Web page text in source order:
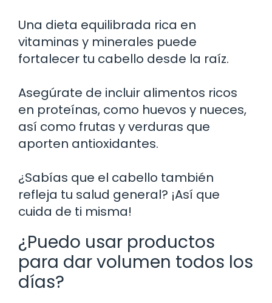
Una dieta equilibrada rica en
vitaminas y minerales puede
fortalecer tu cabello desde la raíz.
Asegúrate de incluir alimentos ricos
en proteínas, como huevos y nueces,
así como frutas y verduras que
aporten antioxidantes.
¿Sabías que el cabello también
refleja tu salud general? ¡Así que
cuida de ti misma!
¿Puedo usar productos
para dar volumen todos los
días?